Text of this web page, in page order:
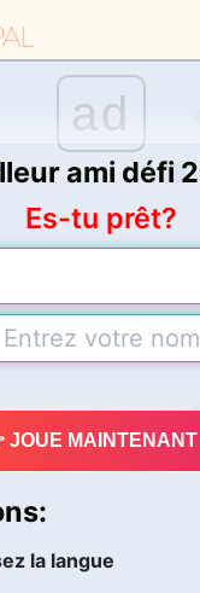
ad
ami défi
Es-tu prêt?
JOUE MAINTENANT
la langue